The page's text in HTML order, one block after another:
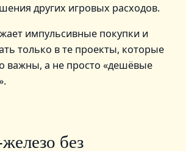
других игровых расходов.
импульсивные покупки и
только в те проекты, которые
важны, а не просто «дешёвые
без